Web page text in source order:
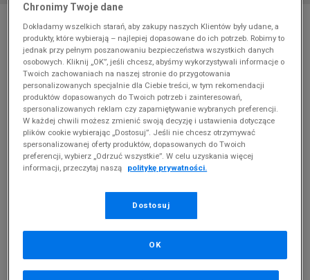
* Zdjęcie poglądowe
ADIDAS GAZELLE INDOOR
Produkt pochodzi z końcówek aktualnych kolekcji, ubiegłych
sezonów lub z ekspozycji.Szczegóły.
549,99 cena rekomendowana przez producenta
300 zł
Kolor:czerwony
Chronimy Twoje dane
Dokładamy wszelkich starań, aby zakupy naszych Klientów były udane, a
produkty, które wybierają – najlepiej dopasowane do ich potrzeb. Robimy to
jednak przy pełnym poszanowaniu bezpieczeństwa wszystkich danych
osobowych. Kliknij „OK”, jeśli chcesz, abyśmy wykorzystywali informacje o
Twoich zachowaniach na naszej stronie do przygotowania
personalizowanych specjalnie dla Ciebie treści, w tym rekomendacji
produktów dopasowanych do Twoich potrzeb i zainteresowań,
spersonalizowanych reklam czy zapamiętywanie wybranych preferencji.
W każdej chwili możesz zmienić swoją decyzję i ustawienia dotyczące
plików cookie wybierając „Dostosuj”. Jeśli nie chcesz otrzymywać
spersonalizowanej oferty produktów, dopasowanych do Twoich
preferencji, wybierz „Odrzuć wszystkie”. W celu uzyskania więcej
informacji, przeczytaj naszą
politykę prywatności.
Dostosuj
OK